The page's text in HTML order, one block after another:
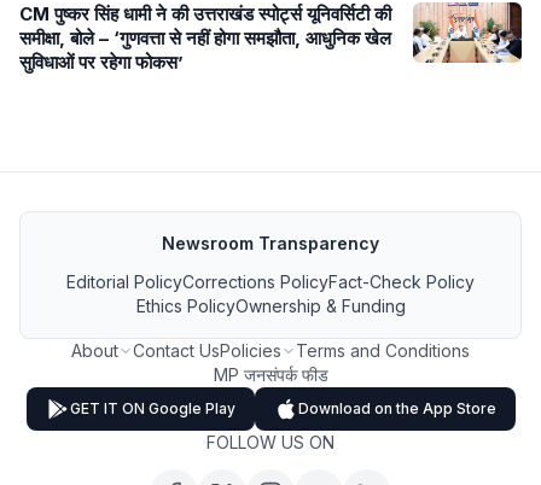
CM पुष्कर सिंह धामी ने की उत्तराखंड स्पोर्ट्स यूनिवर्सिटी की
समीक्षा, बोले – ‘गुणवत्ता से नहीं होगा समझौता, आधुनिक खेल
सुविधाओं पर रहेगा फोकस’
Newsroom Transparency
Editorial PolicyCorrections PolicyFact-Check Policy
Ethics PolicyOwnership & Funding
About Contact UsPolicies
Terms and Conditions
MP जनसंपर्क फीड
GET IT ON Google Play Download on the App Store
FOLLOW US ON